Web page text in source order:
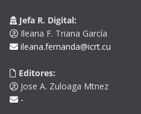
Jefa R. Digital:
Ileana F. Triana García
ileana.fernanda@icrt.cu
Editores:
Jose A. Zuloaga Mtnez
-